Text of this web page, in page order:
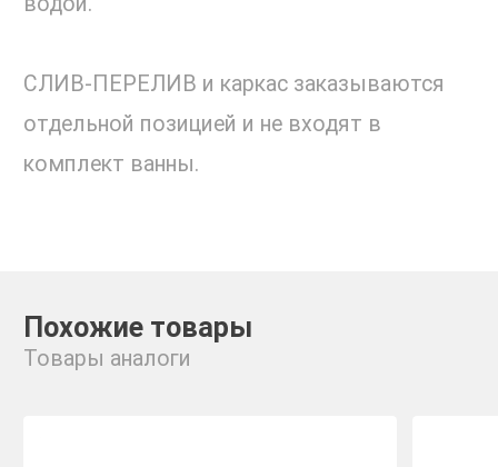
СЛИВ-ПЕРЕЛИВ и каркас заказываются
отдельной позицией и не входят в
комплект ванны.
Похожие товары
Товары аналоги